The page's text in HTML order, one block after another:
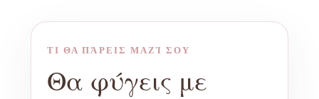
ΤΙ ΘΑ ΠΆΡΕΙΣ ΜΑΖΊ ΣΟΥ
Θα φύγεις με